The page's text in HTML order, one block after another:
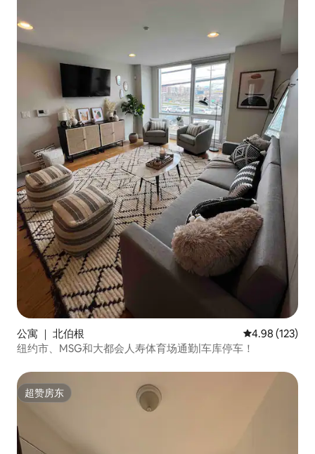
公寓 ｜ 北伯根 平均评分 4.98
4.98 (123)
纽约市、MSG和大都会人寿体育场通勤|车库停车！
超赞房东
超赞房东